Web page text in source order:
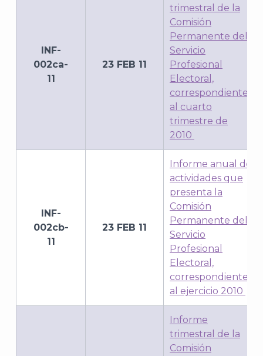
INF-
002ca-
11
23 FEB 11
trimestral de la
Comisión
Permanente del
Servicio
Profesional
Electoral,
correspondiente
al cuarto
trimestre de
2010
INF-
002cb-
11
23 FEB 11
Informe anual de
actividades que
presenta la
Comisión
Permanente del
Servicio
Profesional
Electoral,
correspondiente
al ejercicio 2010
Informe
trimestral de la
Comisión